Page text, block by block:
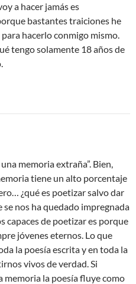
a hacer jamás es
bastantes traiciones he
hacerlo conmigo mismo.
tengo solamente 18 años de
memoria extraña”. Bien,
tiene un alto porcentaje
¿qué es poetizar salvo dar
se nos ha quedado impregnada
capaces de poetizar es porque
jóvenes eternos. Lo que
la poesía escrita y en toda la
vivos de verdad. Si
memoria la poesía fluye como